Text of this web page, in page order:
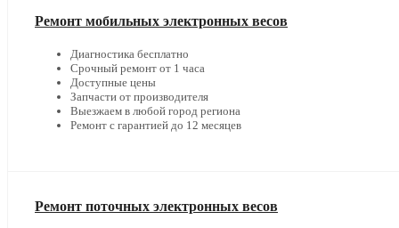
Ремонт мобильных электронных весов
Диагностика бесплатно
Срочный ремонт от 1 часа
Доступные цены
Запчасти от производителя
Выезжаем в любой город региона
Ремонт с гарантией до 12 месяцев
Ремонт поточных электронных весов